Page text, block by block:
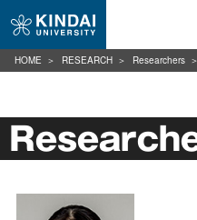
HOME RESEARCH Researchers